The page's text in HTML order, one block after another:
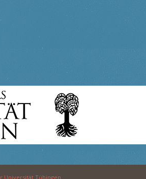
Universität Tübingen